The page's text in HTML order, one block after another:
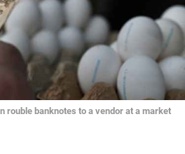
rouble banknotes to a vendor at a market